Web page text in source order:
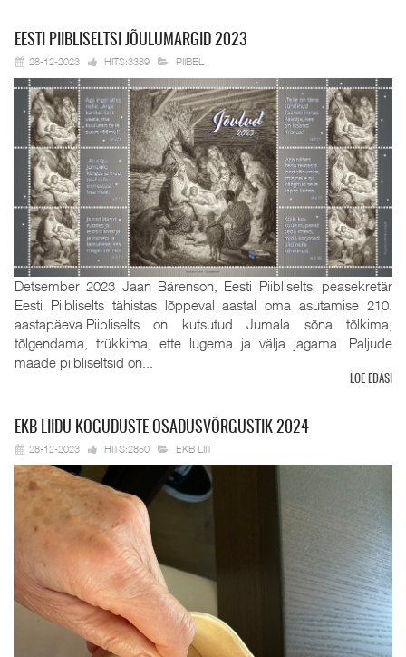
EESTI PIIBLISELTSI JÕULUMARGID 2023
28-12-2023 HITS:3389 PIIBEL
Detsember 2023 Jaan Bärenson, Eesti Piibliseltsi peasekretär
Eesti Piibliselts tähistas lõppeval aastal oma asutamise 210.
aastapäeva.Piibliselts on kutsutud Jumala sõna tõlkima,
tõlgendama, trükkima, ette lugema ja välja jagama. Paljude
maade piibliseltsid on...
LOE EDASI
EKB LIIDU KOGUDUSTE OSADUSVÕRGUSTIK 2024
28-12-2023 HITS:2850 EKB LIIT